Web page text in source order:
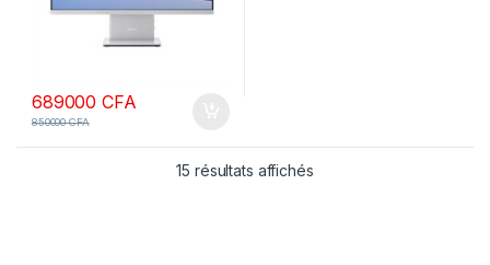
689000CFA
850000CFA
15 résultats affichés